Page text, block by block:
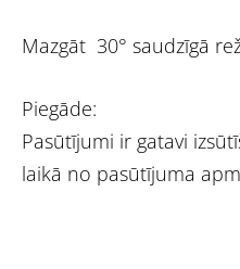
Mazgāt 30° saudzīgā
Piegāde:
Pasūtījumi ir gatavi
laikā no pasūtījuma